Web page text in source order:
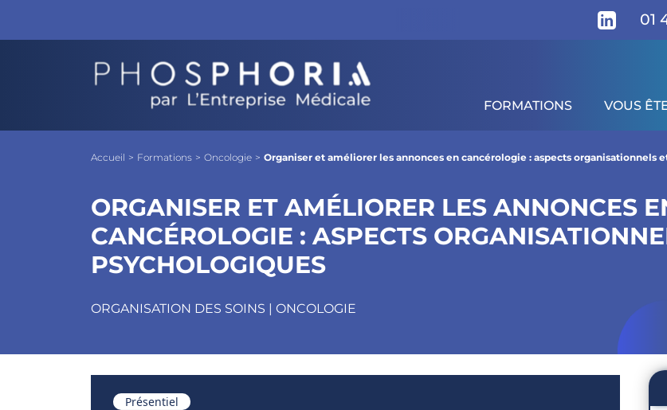
01
FORMATIONS VOUS
Organiser et améliorer les annonces en cancérologie : aspects organisationnels et
Objectifs Les + Phosphoria Programme Pour qui ?
Accueil > Formations > Oncologie > Organiser et améliorer les annonces en cancérologie : aspects organisationnels
ORGANISER ET AMÉLIORER LES ANNONCES
CANCÉROLOGIE : ASPECTS
PSYCHOLOGIQUES
ORGANISATION DES SOINS | ONCOLOGIE
Présentiel